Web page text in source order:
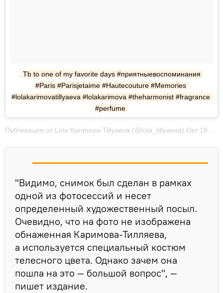
Tb to one of my favorite days #приятныевоспоминания
#Paris #Parisjetaime #Hautecouture #Memories
#lolakarimovatillyaeva #lolakarimova #theharmonist #fragrance
#perfume
Публикация от Lola Karimova-Tillyaeva (@lola_tillyaeva) Окт 18 2017 в 1:14 PDT
"Видимо, снимок был сделан в рамках
одной из фотосессий и несет
определенный художественный посыл.
Очевидно, что на фото не изображена
обнаженная Каримова-Тилляева,
а используется специальный костюм
телесного цвета. Однако зачем она
пошла на это — большой вопрос", —
пишет издание.